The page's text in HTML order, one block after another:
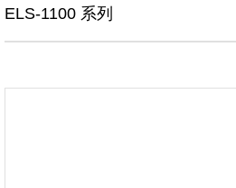
ELS-1100 系列